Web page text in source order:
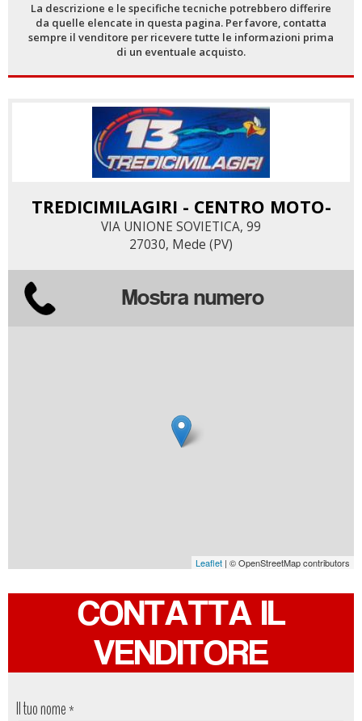
La descrizione e le specifiche tecniche potrebbero differire
da quelle elencate in questa pagina. Per favore, contatta
sempre il venditore per ricevere tutte le informazioni prima
di un eventuale acquisto.
TREDICIMILAGIRI - CENTRO MOTO-
VIA UNIONE SOVIETICA, 99
27030, Mede (PV)
Mostra numero
Leaflet | © OpenStreetMap contributors
CONTATTA IL
VENDITORE
Il tuo nome*